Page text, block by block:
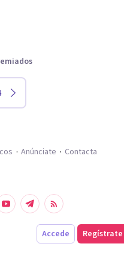
Anúnciate Contacta
Accede Regístrate